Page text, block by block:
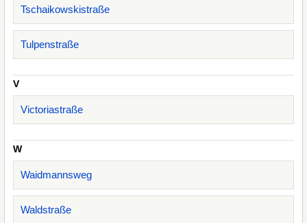
Tschaikowskistraße
Tulpenstraße
V
Victoriastraße
W
Waidmannsweg
Waldstraße